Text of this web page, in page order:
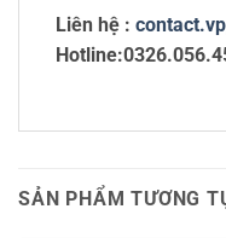
Liên hệ :
SẢN PHẨM TƯƠNG